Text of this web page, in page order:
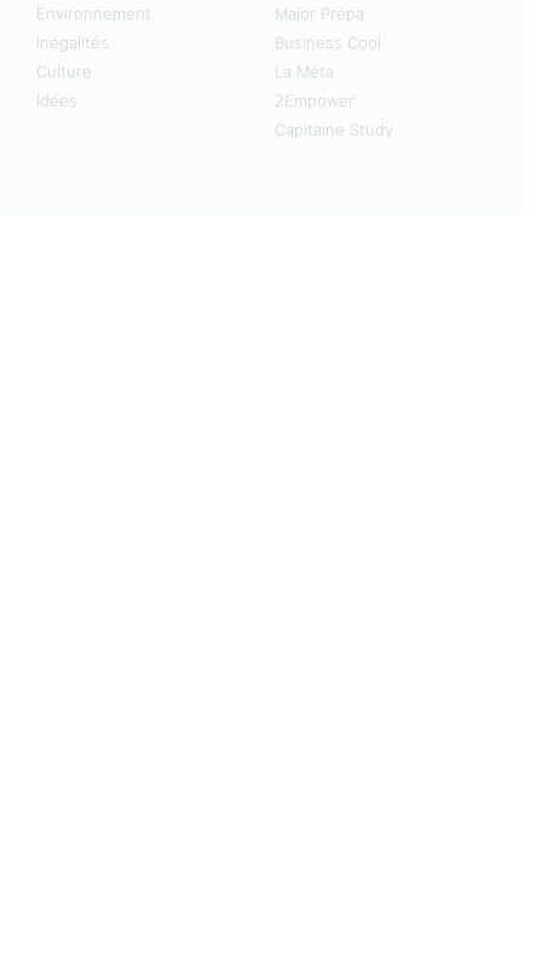
Environnement
Inégalités
Culture
Idées
Major Prépa
Business Cool
La Méta
2Empower
Capitaine Study